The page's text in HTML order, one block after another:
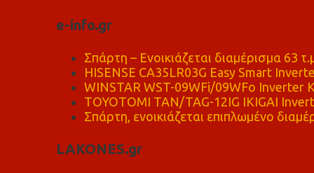
e-info.gr
Σπάρτη – Ενοικιάζεται διαμέρισμα 63
HISENSE CA35LR03G Easy Smart
WINSTAR WST-09WFi/09WFo Inverter
TOYOTOMI TAN/TAG-12IG IKIGAI
Σπάρτη, ενοικιάζεται επιπλωμένο
LAKONES.gr